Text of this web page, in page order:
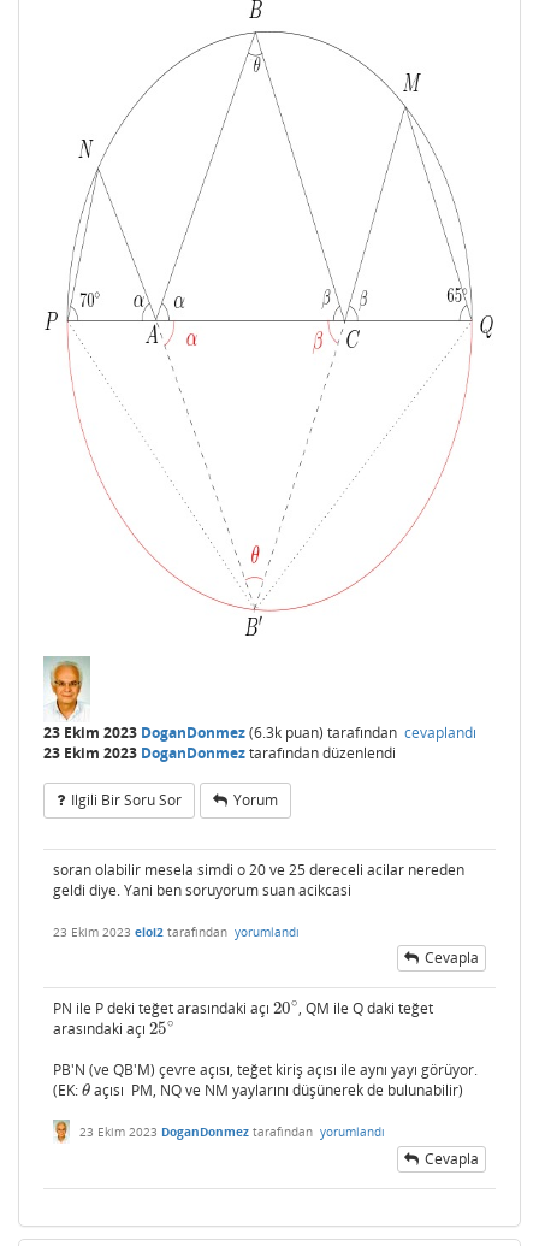
23 Ekim 2023 DoganDonmez(6.3k puan) tarafından cevaplandı
23 Ekim 2023 DoganDonmeztarafındandüzenlendi
Ilgili Bir Soru Sor Yorum
soran olabilir mesela simdi o 20 ve 25 dereceli acilar nereden
geldi diye. Yani ben soruyorum suan acikcasi
23 Ekim 2023 eloi2 tarafından yorumlandı
Cevapla
PN ile P deki teğet arasındaki açı 20∘
20∘, QM ile Q daki teğet
arasındaki açı 25∘
25∘
PB'N (ve QB'M) çevre açısı, teğet kiriş açısı ile aynı yayı görüyor.
(EK: θ
θaçısı PM, NQ ve NM yaylarını düşünerek de bulunabilir)
23 Ekim 2023 DoganDonmez tarafından yorumlandı
Cevapla